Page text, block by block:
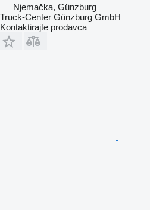
Njemačka, Günzburg
Truck-Center Günzburg GmbH
Kontaktirajte prodavca